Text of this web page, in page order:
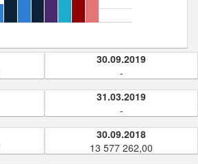
30.09.2019
-
31.03.2019
-
30.09.2018
13 577 262,00